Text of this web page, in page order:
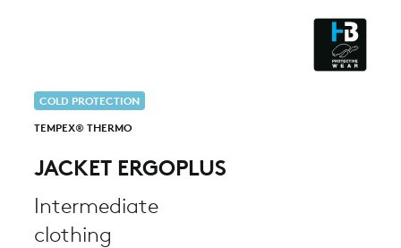
COLD PROTECTION
TEMPEX® THERMO
JACKET ERGOPLUS
Intermediate
clothing